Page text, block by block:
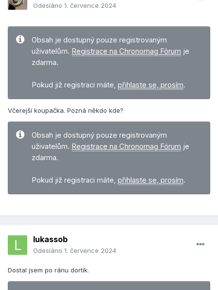
Odesláno 1. července 2024
Obsah je dostupný pouze registrovaným
uživatelům. Registrace na Chronomag Fórum je
zdarma.
Pokud již registraci máte, přihlaste se, prosím.
Včerejší koupačka. Pozná někdo kde?
Obsah je dostupný pouze registrovaným
uživatelům. Registrace na Chronomag Fórum je
zdarma.
Pokud již registraci máte, přihlaste se, prosím.
lukassob
Odesláno 1. července 2024
Dostal jsem po ránu dortík.